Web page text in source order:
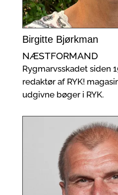
Birgitte Bjørkman
NÆSTFORMAND
Rygmarvsskadet siden
redaktør af RYK!
udgivne bøger i RYK.